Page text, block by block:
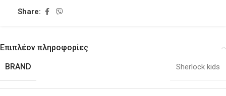
Share:
Επιπλέον πληροφορίες
BRAND
Sherlock kids